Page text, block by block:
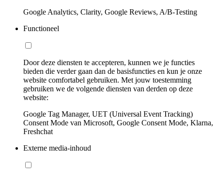
Google Analytics, Clarity, Google Reviews, A/B-Testing
Functioneel
Door deze diensten te accepteren, kunnen we je functies
bieden die verder gaan dan de basisfuncties en kun je onze
website comfortabel gebruiken. Met jouw toestemming
gebruiken we de volgende diensten van derden op deze
website:
Google Tag Manager, UET (Universal Event Tracking)
Consent Mode van Microsoft, Google Consent Mode, Klarna,
Freshchat
Externe media-inhoud